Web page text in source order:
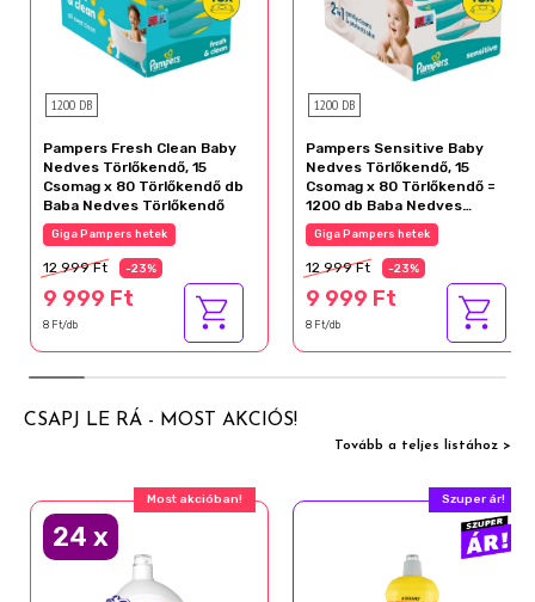
1200 DB
Pampers Fresh Clean Baby
Nedves Törlőkendő, 15
Csomag x 80 Törlőkendő db
Baba Nedves Törlőkendő
Giga Pampers hetek
12 999 Ft -23%
9 999 Ft
8 Ft/db
1200 DB
Pampers Sensitive Baby
Nedves Törlőkendő, 15
Csomag x 80 Törlőkendő =
1200 db Baba Nedves
Törlőkendő
Giga Pampers hetek
12 999 Ft -23%
9 999 Ft
8 Ft/db
CSAPJ LE RÁ - MOST AKCIÓS!
Tovább a teljes listához >
Most akcióban!
24 x
Szuper ár!